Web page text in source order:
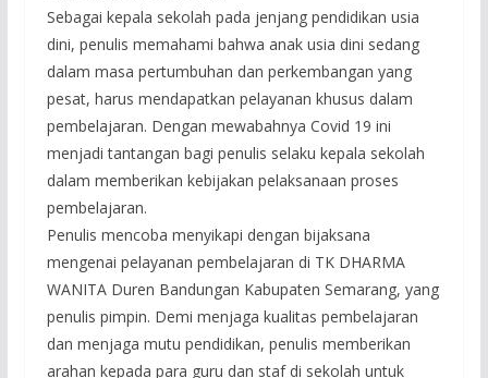
Sebagai kepala sekolah pada jenjang pendidikan usia
dini, penulis memahami bahwa anak usia dini sedang
dalam masa pertumbuhan dan perkembangan yang
pesat, harus mendapatkan pelayanan khusus dalam
pembelajaran. Dengan mewabahnya Covid 19 ini
menjadi tantangan bagi penulis selaku kepala sekolah
dalam memberikan kebijakan pelaksanaan proses
pembelajaran.
Penulis mencoba menyikapi dengan bijaksana
mengenai pelayanan pembelajaran di TK DHARMA
WANITA Duren Bandungan Kabupaten Semarang, yang
penulis pimpin. Demi menjaga kualitas pembelajaran
dan menjaga mutu pendidikan, penulis memberikan
arahan kepada para guru dan staf di sekolah untuk